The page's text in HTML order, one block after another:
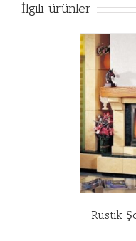
İlgili ürünler
Rustik